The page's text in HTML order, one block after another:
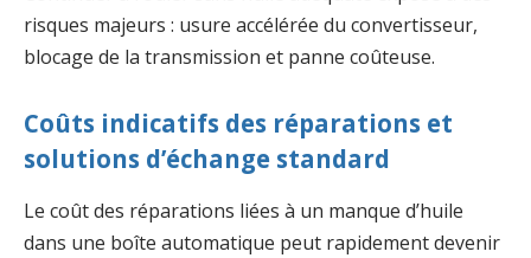
risques majeurs : usure accélérée du convertisseur,
blocage de la transmission et panne coûteuse.
Coûts indicatifs des réparations et
solutions d’échange standard
Le coût des réparations liées à un manque d’huile
dans une boîte automatique peut rapidement devenir